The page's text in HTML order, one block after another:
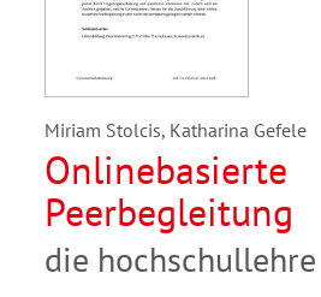
Miriam Stolcis, Katharina Gefele
Onlinebasierte
Peerbegleitung
die